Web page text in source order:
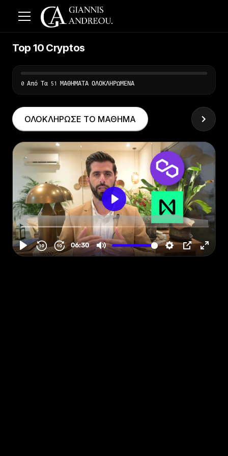
Top 10 Cryptos
0 Από Τα 51 ΜΑΘΗΜΑΤΑ ΟΛΟΚΛΗΡΩΜΕΝΑ
ΟΛΟΚΛΗΡΩΣΕ ΤΟ ΜΑΘΗΜΑ